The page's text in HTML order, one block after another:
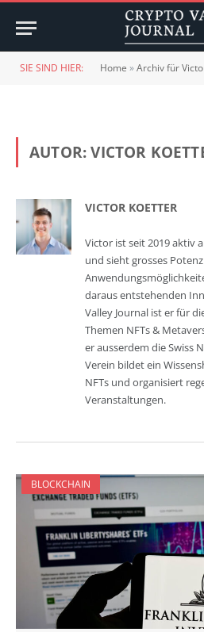
SIE SIND HIER: Home »Archiv für
AUTOR:VICTOR
VICTOR KOETTER
Victor ist seit 2019 aktiv
und sieht grosses
daraus entstehenden
Valley Journal ist er für
Themen NFTs &
er ausserdem die Swiss
Verein bildet ein
NFTs und organisiert
Veranstaltungen.
BLOCKCHAIN